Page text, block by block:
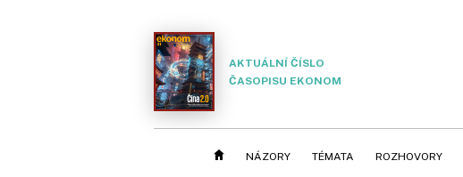
AKTUÁLNÍ ČÍSLO
ČASOPISU EKONOM
NÁZORY TÉMATA ROZHOVORY